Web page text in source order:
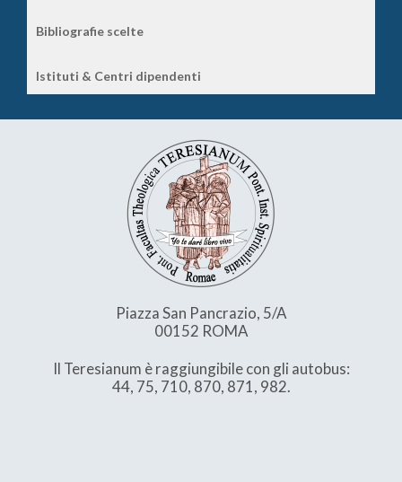
Bibliografie scelte
Istituti & Centri dipendenti
Piazza San Pancrazio, 5/A
00152 ROMA
Il Teresianum è raggiungibile con gli autobus:
44, 75, 710, 870, 871, 982.